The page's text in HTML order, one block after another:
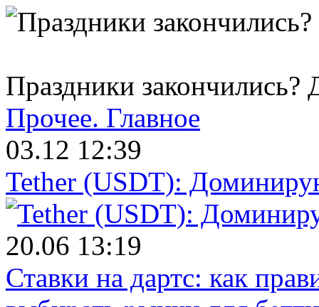
Праздники закончились?
Прочее. Главное
03.12 12:39
Tether (USDT):
20.06 13:19
Ставки на дартс: как